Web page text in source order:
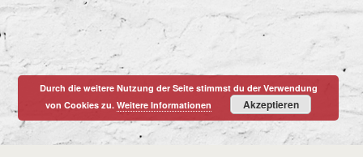
Durch die weitere Nutzung der Seite stimmst du der Verwendung
von Cookies zu.Weitere Informationen Akzeptieren